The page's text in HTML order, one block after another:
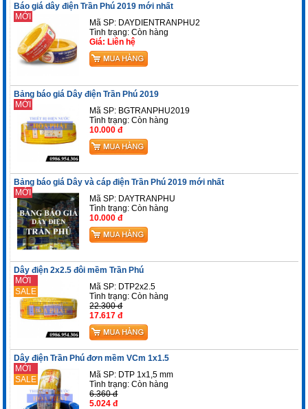
Báo giá dây điện Trần Phú 2019 mới nhất
MỚI
Mã SP: DAYDIENTRANPHU2
Tình trạng:Còn hàng
Giá: Liên hệ
Bảng báo giá Dây điện Trần Phú 2019
MỚI
Mã SP: BGTRANPHU2019
Tình trạng:Còn hàng
10.000 đ
Bảng báo giá Dây và cáp điện Trần Phú 2019 mới nhất
MỚI
Mã SP: DAYTRANPHU
Tình trạng:Còn hàng
10.000 đ
Dây điện 2x2.5 đôi mềm Trần Phú
MỚI
SALE
Mã SP: DTP2x2.5
Tình trạng:Còn hàng
22.300 đ
17.617 đ
Dây điện Trần Phú đơn mềm VCm 1x1.5
MỚI
SALE
Mã SP: DTP 1x1,5 mm
Tình trạng:Còn hàng
6.360 đ
5.024 đ